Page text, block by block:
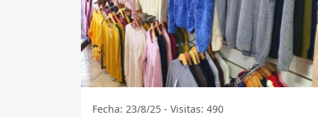
Fecha: 23/8/25 - Visitas: 490